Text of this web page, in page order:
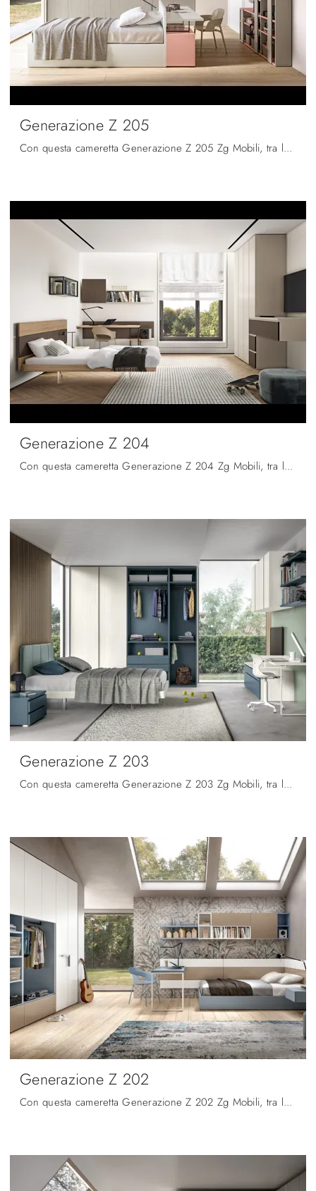
Generazione Z 205
Con questa cameretta Generazione Z 205 Zg Mobili, tra le soluzioni componibili, potrai ammobiliare stanze moderne per ragazzi.
Generazione Z 204
Con questa cameretta Generazione Z 204 Zg Mobili, tra le soluzioni componibili, potrai progettare stanze moderne per ragazzi.
Generazione Z 203
Con questa cameretta Generazione Z 203 Zg Mobili, tra le soluzioni componibili, potrai ammobiliare stanze moderne per ragazzi.
Generazione Z 202
Con questa cameretta Generazione Z 202 Zg Mobili, tra le soluzioni componibili, potrai allestire stanze moderne per ragazzi.